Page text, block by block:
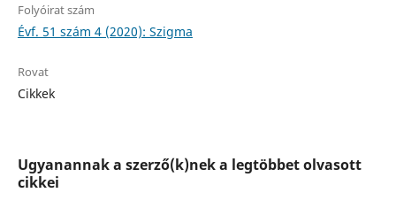
Folyóirat szám
Évf. 51 szám 4 (2020): Szigma
Rovat
Cikkek
Ugyanannak a szerző(k)nek a legtöbbet olvasott
cikkei